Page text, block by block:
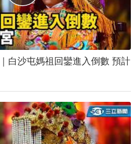
白沙屯媽祖回鑾進入倒數 預計